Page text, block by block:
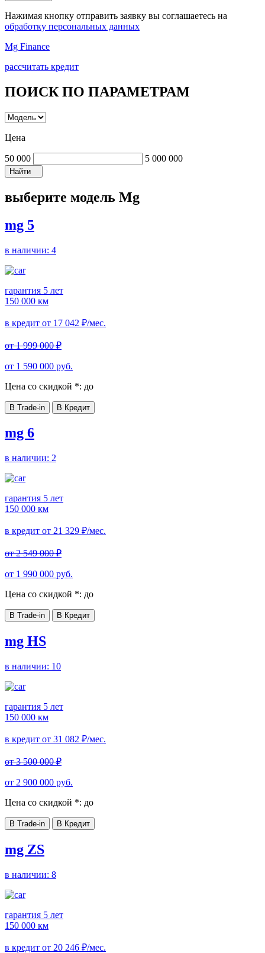
Нажимая кнопку отправить заявку вы соглашаетесь на
обработку персональных данных
Mg Finance
рассчитать кредит
ПОИСК ПО ПАРАМЕТРАМ
Цена
50 000 5 000 000
Найти
выберите модель Mg
mg 5
в наличии: 4
гарантия 5 лет
150 000 км
в кредит от 17 042 ₽/мес.
от1 999 000₽
от 1 590 000 руб.
Цена со скидкой *: до
В Trade-in В Кредит
mg 6
в наличии: 2
гарантия 5 лет
150 000 км
в кредит от 21 329 ₽/мес.
от2 549 000₽
от 1 990 000 руб.
Цена со скидкой *: до
В Trade-in В Кредит
mg HS
в наличии: 10
гарантия 5 лет
150 000 км
в кредит от 31 082 ₽/мес.
от3 500 000₽
от 2 900 000 руб.
Цена со скидкой *: до
В Trade-in В Кредит
mg ZS
в наличии: 8
гарантия 5 лет
150 000 км
в кредит от 20 246 ₽/мес.